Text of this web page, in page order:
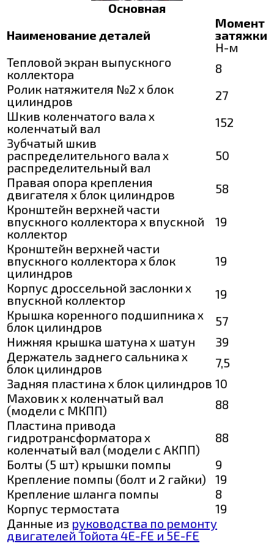
Основная
Наименование деталей
Момент
затяжки
Н-м
Тепловой экран выпускного
коллектора
8
Ролик натяжителя №2 х блок
цилиндров
27
Шкив коленчатого вала х
коленчатый вал
152
Зубчатый шкив
распределительного вала х
распределительный вал
50
Правая опора крепления
двигателя х блок цилиндров
58
Кронштейн верхней части
впускного коллектора х впускной
коллектор
19
Кронштейн верхней части
впускного коллектора х блок
цилиндров
19
Корпус дроссельной заслонки х
впускной коллектор
19
Крышка коренного подшипника х
блок цилиндров
57
Нижняя крышка шатуна х шатун
39
Держатель заднего сальника х
блок цилиндров
7,5
Задняя пластина х блок цилиндров 10
Маховик х коленчатый вал
(модели с МКПП)
88
Пластина привода
гидротрансформатора х
коленчатый вал (модели с АКПП)
88
Болты (5 шт) крышки помпы
9
Крепление помпы (болт и 2 гайки)
19
Крепление шланга помпы
8
Корпус термостата
19
Данные из руководства по ремонту
двигателей Тойота 4E-FE и 5E-FE